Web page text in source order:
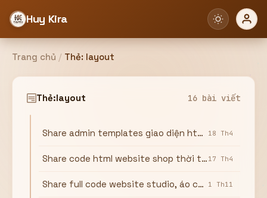
Huy Kira
Đăng nhập
Bạn cần đăng nhập để sử dụng Website!
Trang chủ / Thẻ: layout
Thẻ:layout 16 bài viết
Share admin templates giao diện html trang admin 18 Th4
Share code html website shop thời trang online 17 Th4
Share full code website studio, áo cưới bằng wordpress 1 Th11